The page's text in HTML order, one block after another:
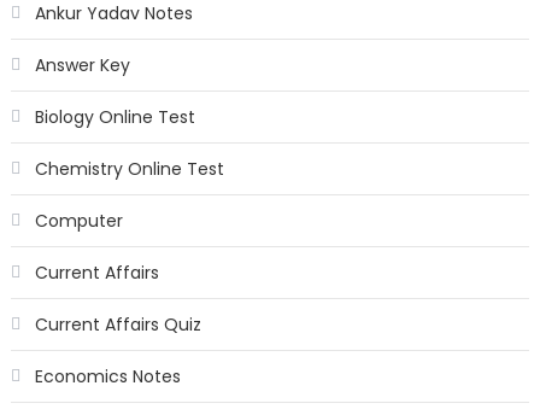
Ankur Yadav Notes
Answer Key
Biology Online Test
Chemistry Online Test
Computer
Current Affairs
Current Affairs Quiz
Economics Notes